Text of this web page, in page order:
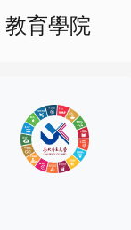
教育學院